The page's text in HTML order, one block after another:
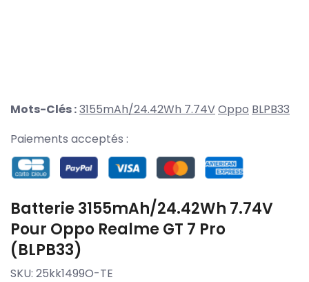
Mots-Clés :3155mAh/24.42Wh 7.74VOppo BLPB33
Paiements acceptés :
Batterie 3155mAh/24.42Wh 7.74V
Pour Oppo Realme GT 7 Pro
(BLPB33)
SKU: 25kk1499O-TE